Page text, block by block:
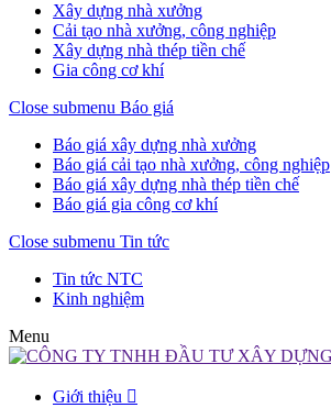
Xây dựng nhà xưởng
Cải tạo nhà xưởng, công nghiệp
Xây dựng nhà thép tiền chế
Gia công cơ khí
Close submenu Báo giá
Báo giá xây dựng nhà xưởng
Báo giá cải tạo nhà xưởng, công nghiệp
Báo giá xây dựng nhà thép tiền chế
Báo giá gia công cơ khí
Close submenu Tin tức
Tin tức NTC
Kinh nghiệm
Menu
Giới thiệu